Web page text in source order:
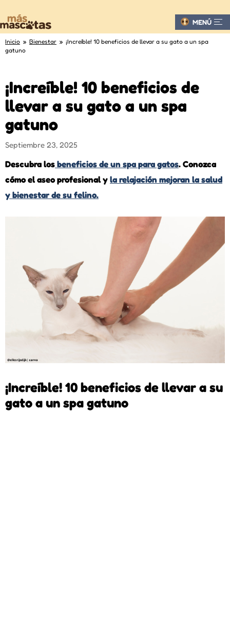
MENÚ
Inicio » Bienestar » ¡Increíble! 10 beneficios de llevar a su gato a un spa
gatuno
¡Increíble! 10 beneficios de
llevar a su gato a un spa
gatuno
Septiembre 23, 2025
Descubra losbeneficios de un spa para gatos. Conozca
cómo el aseo profesional yla relajación mejoran la salud
y bienestar de su felino.
¡Increíble! 10 beneficios de llevar a su
gato a un spa gatuno